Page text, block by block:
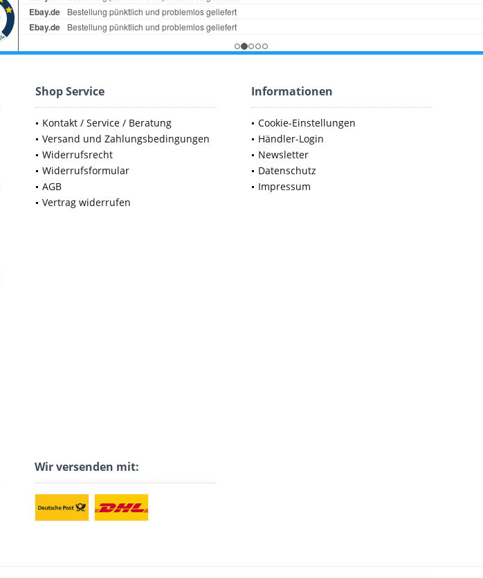
Shop Service
Kontakt / Service / Beratung
Versand und Zahlungsbedingungen
Widerrufsrecht
Widerrufsformular
AGB
Vertrag widerrufen
Informationen
Cookie-Einstellungen
Händler-Login
Newsletter
Datenschutz
Impressum
Wir versenden mit: